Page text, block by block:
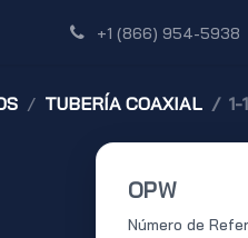
Descubre+1 (866) 954-5938
TUBERÍA COAXIAL
OPW
Número de